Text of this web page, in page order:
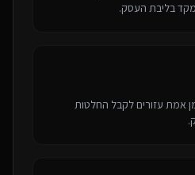
בליבת העסק.
אמת עזורים לקבל החלטות